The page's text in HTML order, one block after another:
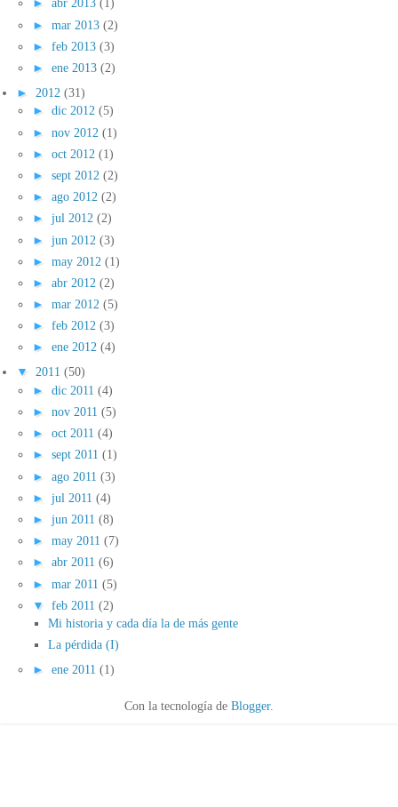
► abr 2013 (1)
► mar 2013 (2)
► feb 2013 (3)
► ene 2013 (2)
► 2012 (31)
► dic 2012 (5)
► nov 2012 (1)
► oct 2012 (1)
► sept 2012 (2)
► ago 2012 (2)
► jul 2012 (2)
► jun 2012 (3)
► may 2012 (1)
► abr 2012 (2)
► mar 2012 (5)
► feb 2012 (3)
► ene 2012 (4)
▼ 2011 (50)
► dic 2011 (4)
► nov 2011 (5)
► oct 2011 (4)
► sept 2011 (1)
► ago 2011 (3)
► jul 2011 (4)
► jun 2011 (8)
► may 2011 (7)
► abr 2011 (6)
► mar 2011 (5)
▼ feb 2011 (2)
Mi historia y cada día la de más gente
La pérdida (I)
► ene 2011 (1)
Con la tecnología de Blogger.